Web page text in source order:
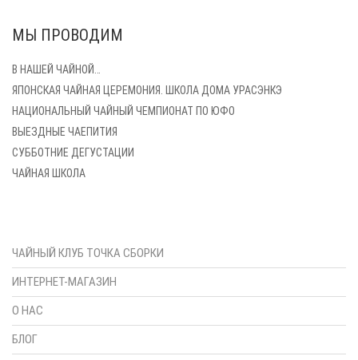
МЫ ПРОВОДИМ
В НАШЕЙ ЧАЙНОЙ…
ЯПОНСКАЯ ЧАЙНАЯ ЦЕРЕМОНИЯ. ШКОЛА ДОМА УРАСЭНКЭ
НАЦИОНАЛЬНЫЙ ЧАЙНЫЙ ЧЕМПИОНАТ ПО ЮФО
ВЫЕЗДНЫЕ ЧАЕПИТИЯ
СУББОТНИЕ ДЕГУСТАЦИИ
ЧАЙНАЯ ШКОЛА
ЧАЙНЫЙ КЛУБ ТОЧКА СБОРКИ
ИНТЕРНЕТ-МАГАЗИН
О НАС
БЛОГ